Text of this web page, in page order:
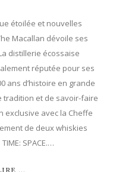
étoilée et nouvelles
Macallan dévoile ses
distillerie écossaise
réputée pour ses
ans d’histoire en grande
tradition et de savoir-faire
exclusive avec la Cheffe
de deux whiskies
SPACE.…
...